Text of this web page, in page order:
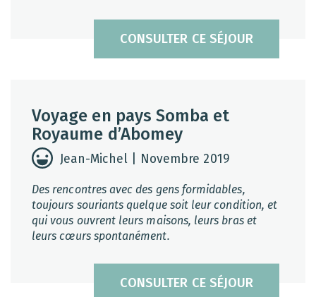
CONSULTER CE SÉJOUR
Voyage en pays Somba et
Royaume d’Abomey
Jean-Michel | Novembre 2019
CONSULTER CE SÉJOUR
Des rencontres avec des gens formidables,
toujours souriants quelque soit leur condition, et
qui vous ouvrent leurs maisons, leurs bras et
leurs cœurs spontanément.